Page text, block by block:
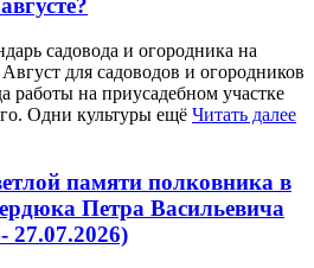
садовода и огородника на
Август для садоводов и огородников
работы на приусадебном участке
Одни культуры ещё Читать далее
памяти полковника в
Петра Васильевича
27.07.2026)